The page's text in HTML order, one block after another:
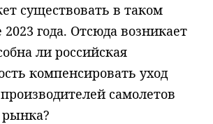
существовать в таком
года. Отсюда возникает
ли российская
компенсировать уход
самолетов
рынка?